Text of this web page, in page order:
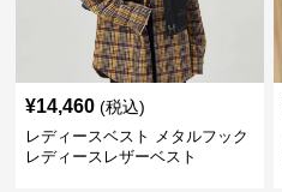
¥14,460 (税込)
レディースベスト メタルフック
レディースレザーベスト